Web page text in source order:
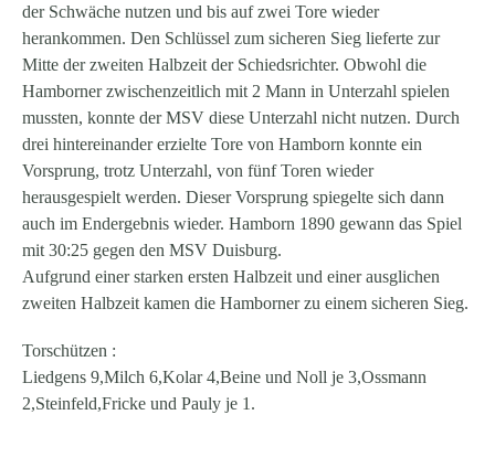
der Schwäche nutzen und bis auf zwei Tore wieder
herankommen. Den Schlüssel zum sicheren Sieg lieferte zur
Mitte der zweiten Halbzeit der Schiedsrichter. Obwohl die
Hamborner zwischenzeitlich mit 2 Mann in Unterzahl spielen
mussten, konnte der MSV diese Unterzahl nicht nutzen. Durch
drei hintereinander erzielte Tore von Hamborn konnte ein
Vorsprung, trotz Unterzahl, von fünf Toren wieder
herausgespielt werden. Dieser Vorsprung spiegelte sich dann
auch im Endergebnis wieder. Hamborn 1890 gewann das Spiel
mit 30:25 gegen den MSV Duisburg.
Aufgrund einer starken ersten Halbzeit und einer ausglichen
zweiten Halbzeit kamen die Hamborner zu einem sicheren Sieg.
Torschützen :
Liedgens 9,Milch 6,Kolar 4,Beine und Noll je 3,Ossmann
2,Steinfeld,Fricke und Pauly je 1.